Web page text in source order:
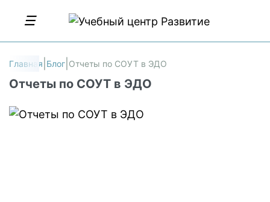
Главная Блог Отчеты по СОУТ в ЭДО
Отчеты по СОУТ в ЭДО